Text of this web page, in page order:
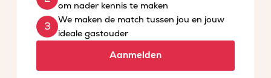
om nader kennis te maken
We maken de match tussen jou en jouw
ideale gastouder
Aanmelden